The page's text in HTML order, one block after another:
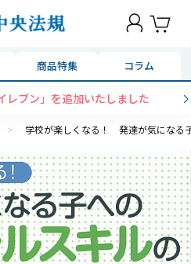
商品特集 コラム
レブン」を追加いたしました
> 学校が楽しくなる！ 発達が気になる